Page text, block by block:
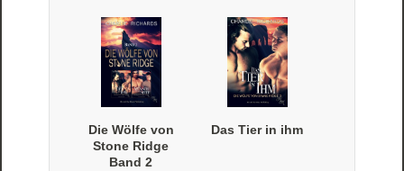
Die Wölfe von
Stone Ridge
Band 2
Das Tier in ihm